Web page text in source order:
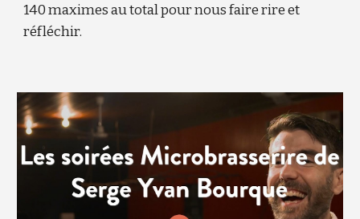
140 maximes au total pour nous faire rire et
réfléchir.